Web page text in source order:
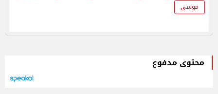
موسى
محتوى مدفوع